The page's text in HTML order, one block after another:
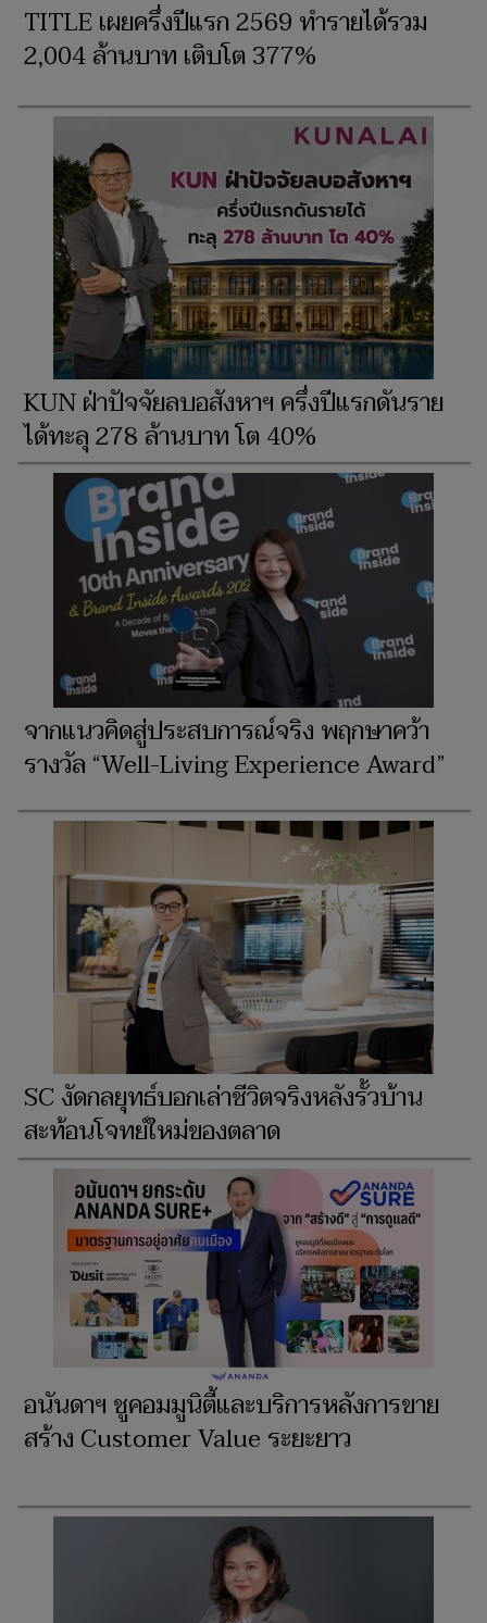
TITLE เผยครึ่งปีแรก 2569 ทำรายได้รวม
2,004 ล้านบาท เติบโต 377%
KUN ฝ่าปัจจัยลบอสังหาฯ ครึ่งปีแรกดันราย
ได้ทะลุ 278 ล้านบาท โต 40%
จากแนวคิดสู่ประสบการณ์จริง พฤกษาคว้า
รางวัล “Well-Living Experience Award”
SC งัดกลยุทธ์บอกเล่าชีวิตจริงหลังรั้วบ้าน
สะท้อนโจทย์ใหม่ของตลาด
อนันดาฯ ชูคอมมูนิตี้และบริการหลังการขาย
สร้าง Customer Value ระยะยาว